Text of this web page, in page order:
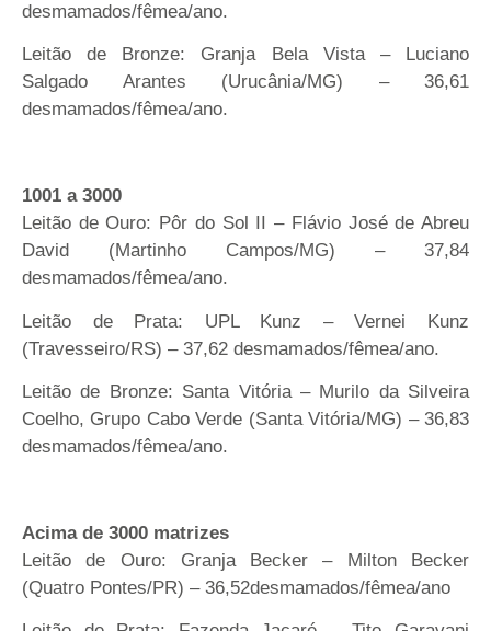
desmamados/fêmea/ano.
Leitão de Bronze: Granja Bela Vista – Luciano
Salgado Arantes (Urucânia/MG) – 36,61
desmamados/fêmea/ano.
1001 a 3000
Leitão de Ouro: Pôr do Sol II – Flávio José de Abreu
David (Martinho Campos/MG) – 37,84
desmamados/fêmea/ano.
Leitão de Prata: UPL Kunz – Vernei Kunz
(Travesseiro/RS) – 37,62 desmamados/fêmea/ano.
Leitão de Bronze: Santa Vitória – Murilo da Silveira
Coelho, Grupo Cabo Verde (Santa Vitória/MG) – 36,83
desmamados/fêmea/ano.
Acima de 3000 matrizes
Leitão de Ouro: Granja Becker – Milton Becker
(Quatro Pontes/PR) – 36,52desmamados/fêmea/ano